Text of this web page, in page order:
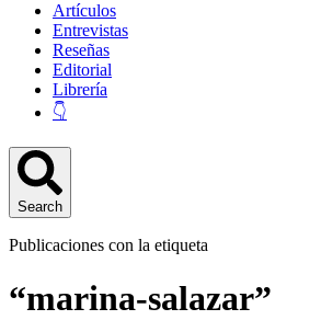
Artículos
Entrevistas
Reseñas
Editorial
Librería
👇
Search
Publicaciones con la etiqueta
“marina-salazar”